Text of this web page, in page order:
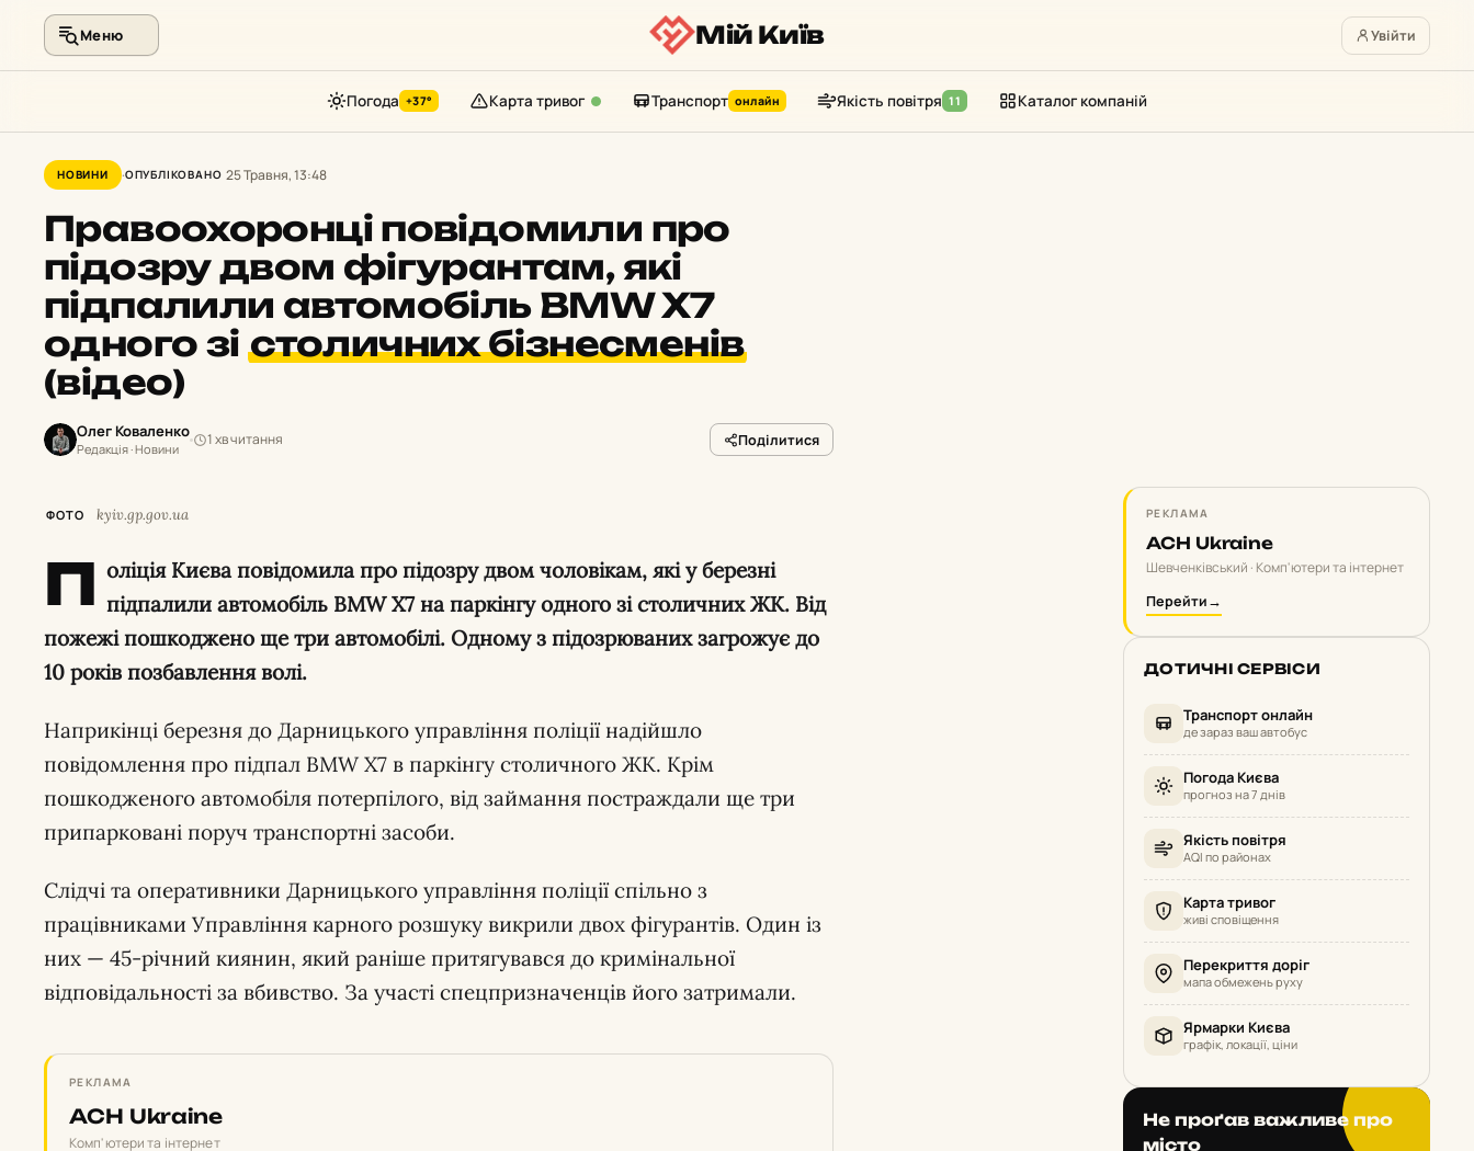
контенту
Меню Мій Київ Увійти
Погода +37° Карта тривог Транспорт онлайн Якість повітря 11 Каталог компаній
НОВИНИ ОПУБЛІКОВАНО 25 Травня, 13:48
Правоохоронці повідомили про
підозру двом фігурантам, які
підпалили автомобіль BMW X7
одного зі столичних бізнесменів
(відео)
Олег Коваленко
Редакція · Новини
1 хв читання Поділитися
ФОТО kyiv.gp.gov.ua
П оліція Києва повідомила про підозру двом чоловікам, які у березні
підпалили автомобіль BMW X7 на паркінгу одного зі столичних ЖК. Від
пожежі пошкоджено ще три автомобілі. Одному з підозрюваних загрожує до
10 років позбавлення волі.
Наприкінці березня до Дарницького управління поліції надійшло
повідомлення про підпал BMW X7 в паркінгу столичного ЖК. Крім
пошкодженого автомобіля потерпілого, від займання постраждали ще три
припарковані поруч транспортні засоби.
Слідчі та оперативники Дарницького управління поліції спільно з
працівниками Управління карного розшуку викрили двох фігурантів. Один із
них — 45-річний киянин, який раніше притягувався до кримінальної
відповідальності за вбивство. За участі спецпризначенців його затримали.
РЕКЛАМА
ACH Ukraine
Комп'ютери та інтернет
РЕКЛАМА
ACH Ukraine
Шевченківський · Комп'ютери та інтернет
Перейти→
ДОТИЧНІ СЕРВІСИ
Транспорт онлайн
де зараз ваш автобус
Погода Києва
прогноз на 7 днів
Якість повітря
AQI по районах
Карта тривог
живі сповіщення
Перекриття доріг
мапа обмежень руху
Ярмарки Києва
графік, локації, ціни
Не проґав важливе про
місто